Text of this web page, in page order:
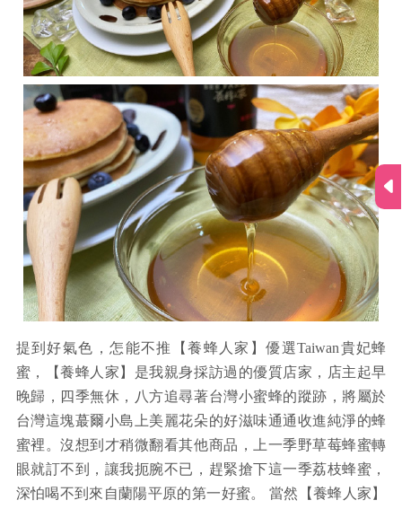
提到好氣色，怎能不推【養蜂人家】優選Taiwan貴妃蜂
蜜，【養蜂人家】是我親身採訪過的優質店家，店主起早
晚歸，四季無休，八方追尋著台灣小蜜蜂的蹤跡，將屬於
台灣這塊蕞爾小島上美麗花朵的好滋味通通收進純淨的蜂
蜜裡。沒想到才稍微翻看其他商品，上一季野草莓蜂蜜轉
眼就訂不到，讓我扼腕不已，趕緊搶下這一季荔枝蜂蜜，
深怕喝不到來自蘭陽平原的第一好蜜。 當然【養蜂人家】